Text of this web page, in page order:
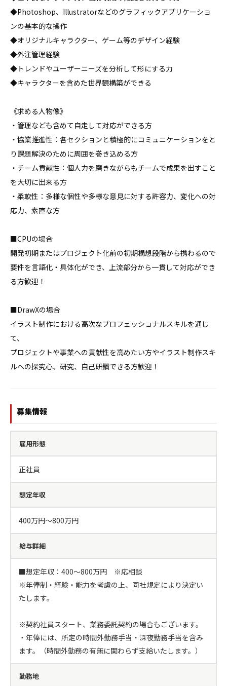
◆Photoshop、Illustratorなどのグラフィックアプリケーショ
ンの基本的な操作
◆オリジナルキャラクター、ゲーム等のデザイン経験
◆外注管理経験
◆トレンドやユーザーニーズを分析して形にする力
◆キャラクターを含めた世界観構築ができる
《求める人物像》
・管理なども含めて自走して対応ができる方
・協業推進性：各セクションと積極的にコミュニケーションをと
り課題解決のために周囲を巻き込める方
・チーム貢献性：個人力を磨きながらもチームで成果を出すこと
を大切に出来る方
・柔軟性：多様な個性や多様な意見に対する許容力、変化への対
応力、素直な方
■CPUの場合
開発初期またはプロジェクト化前の初期構想段階から携わるので
要件を言語化・具体化ができ、上流部分から一貫して対応ができ
る方歓迎！
■DrawXの場合
イラスト制作における高次なプロフェッショナルスキルを通じ
て、
プロジェクトや事業への貢献性を高めたい方やイラスト制作スキ
ルへの探究心、研究、自己研鑽できる方歓迎！
募集情報
雇用形態
正社員
想定年収
400万円〜800万円
給与詳細
■想定年収：400～800万円　※応相談
※年俸制・経験・能力を考慮の上、同社規定により決定い
たします。
※契約社員スタート、業務委託契約の場合もございます。
・年俸には、所定の時間外勤務手当・深夜勤務手当を含み
ます。（時間外勤務の有無に関わらず支給いたします。）
勤務地